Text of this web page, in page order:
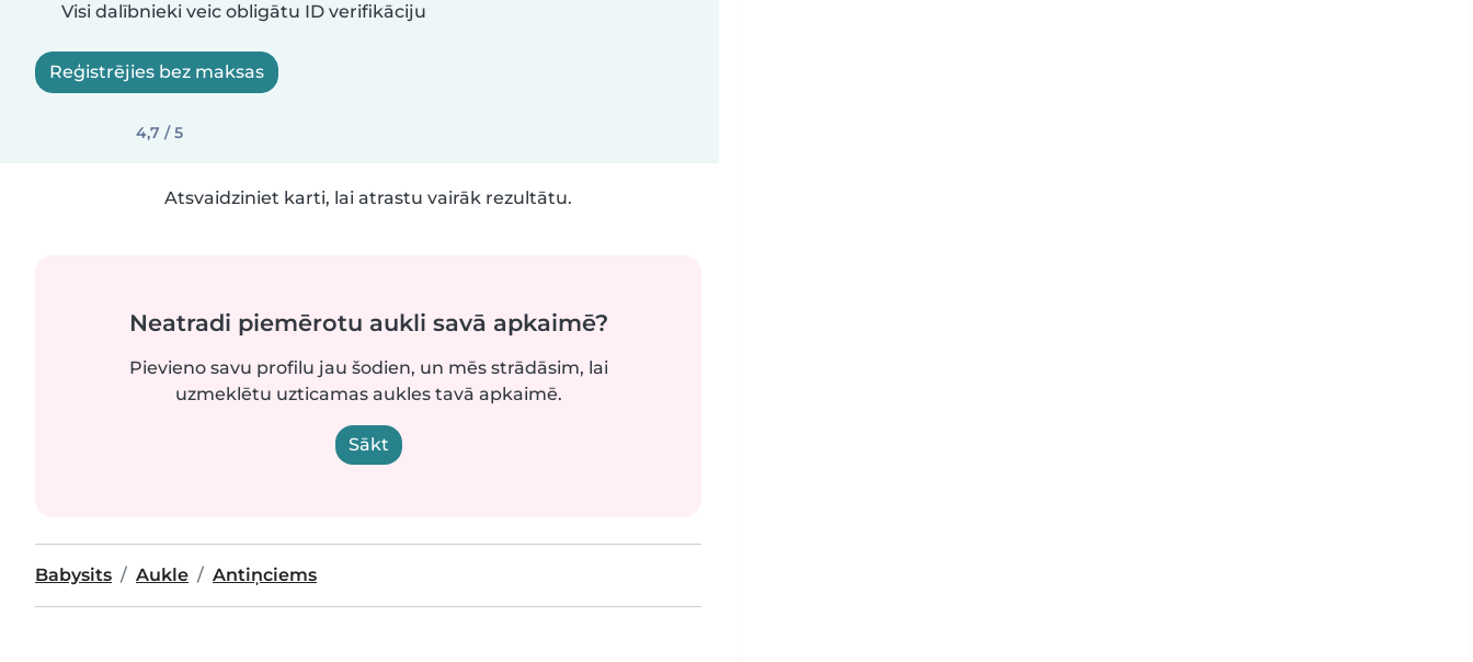
Visi dalībnieki veic obligātu ID verifikāciju
Reģistrējies bez maksas
4,7 / 5
Atsvaidziniet karti, lai atrastu vairāk rezultātu.
Neatradi piemērotu aukli savā apkaimē?
Pievieno savu profilu jau šodien, un mēs strādāsim, lai
uzmeklētu uzticamas aukles tavā apkaimē.
Sākt
Babysits Aukle Antiņciems